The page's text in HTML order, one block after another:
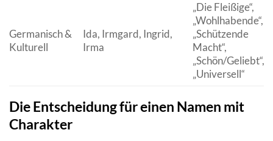
Germanisch &
Kulturell
Ida, Irmgard, Ingrid,
Irma
„Die Fleißige“,
„Wohlhabende“,
„Schützende
Macht“,
„Schön/Geliebt“,
„Universell“
Die Entscheidung für einen Namen mit
Charakter